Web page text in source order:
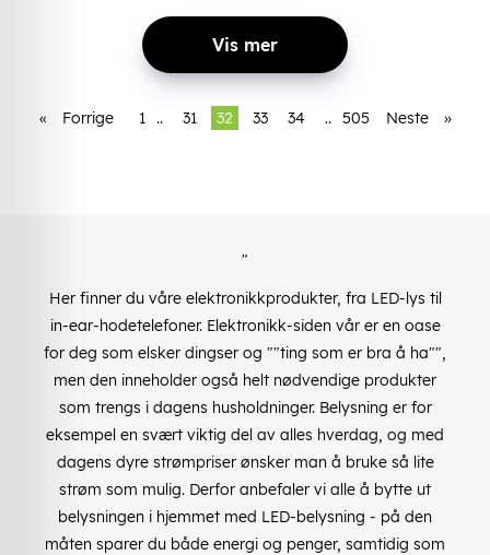
Vis mer
« Forrige 1 .. 31 32 33 34 .. 505 Neste »
"
Her finner du våre elektronikkprodukter, fra LED-lys til
in-ear-hodetelefoner. Elektronikk-siden vår er en oase
for deg som elsker dingser og ""ting som er bra å ha"",
men den inneholder også helt nødvendige produkter
som trengs i dagens husholdninger. Belysning er for
eksempel en svært viktig del av alles hverdag, og med
dagens dyre strømpriser ønsker man å bruke så lite
strøm som mulig. Derfor anbefaler vi alle å bytte ut
belysningen i hjemmet med LED-belysning - på den
måten sparer du både energi og penger, samtidig som